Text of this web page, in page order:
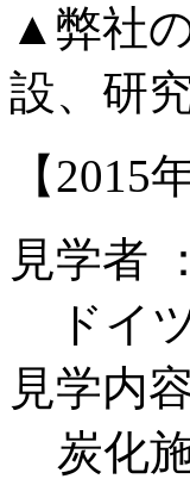
▲弊社
設、研
【2015
見学者 ：
ドイ
見学内
炭化